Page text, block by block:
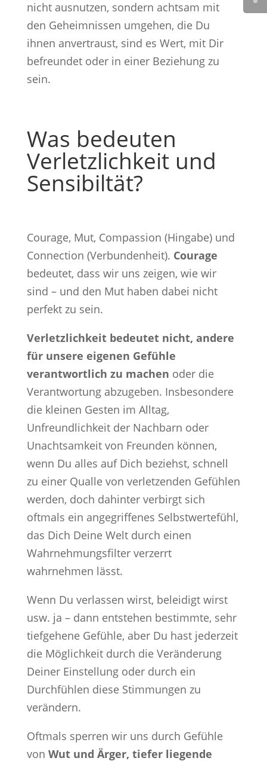
nicht ausnutzen, sondern achtsam mit
den Geheimnissen umgehen, die Du
ihnen anvertraust, sind es Wert, mit Dir
befreundet oder in einer Beziehung zu
sein.
Was bedeuten
Verletzlichkeit und
Sensibiltät?
Courage, Mut, Compassion (Hingabe) und
Connection (Verbundenheit). Courage
bedeutet, dass wir uns zeigen, wie wir
sind – und den Mut haben dabei nicht
perfekt zu sein.
Verletzlichkeit bedeutet nicht, andere
für unsere eigenen Gefühle
verantwortlich zu machen oder die
Verantwortung abzugeben. Insbesondere
die kleinen Gesten im Alltag,
Unfreundlichkeit der Nachbarn oder
Unachtsamkeit von Freunden können,
wenn Du alles auf Dich beziehst, schnell
zu einer Qualle von verletzenden Gefühlen
werden, doch dahinter verbirgt sich
oftmals ein angegriffenes Selbstwertefühl,
das Dich Deine Welt durch einen
Wahrnehmungsfilter verzerrt
wahrnehmen lässt.
Wenn Du verlassen wirst, beleidigt wirst
usw. ja – dann entstehen bestimmte, sehr
tiefgehene Gefühle, aber Du hast jederzeit
die Möglichkeit durch die Veränderung
Deiner Einstellung oder durch ein
Durchfühlen diese Stimmungen zu
verändern.
Oftmals sperren wir uns durch Gefühle
von Wut und Ärger, tiefer liegende